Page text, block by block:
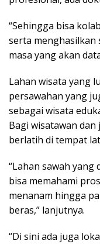
“Sehingga bisa
serta menghasilkan
masa yang akan
Lahan wisata yang
persawahan yang
sebagai wisata
Bagi wisatawan
berlatih di tempat
“Lahan sawah
bisa memahami
menanam hingga
beras,” lanjutnya.
“Di sini ada juga